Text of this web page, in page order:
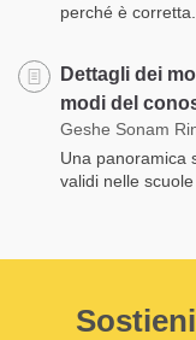
perché è corretta.
Dettagli dei
modi del
Geshe Sonam
Una panoramica
validi nelle